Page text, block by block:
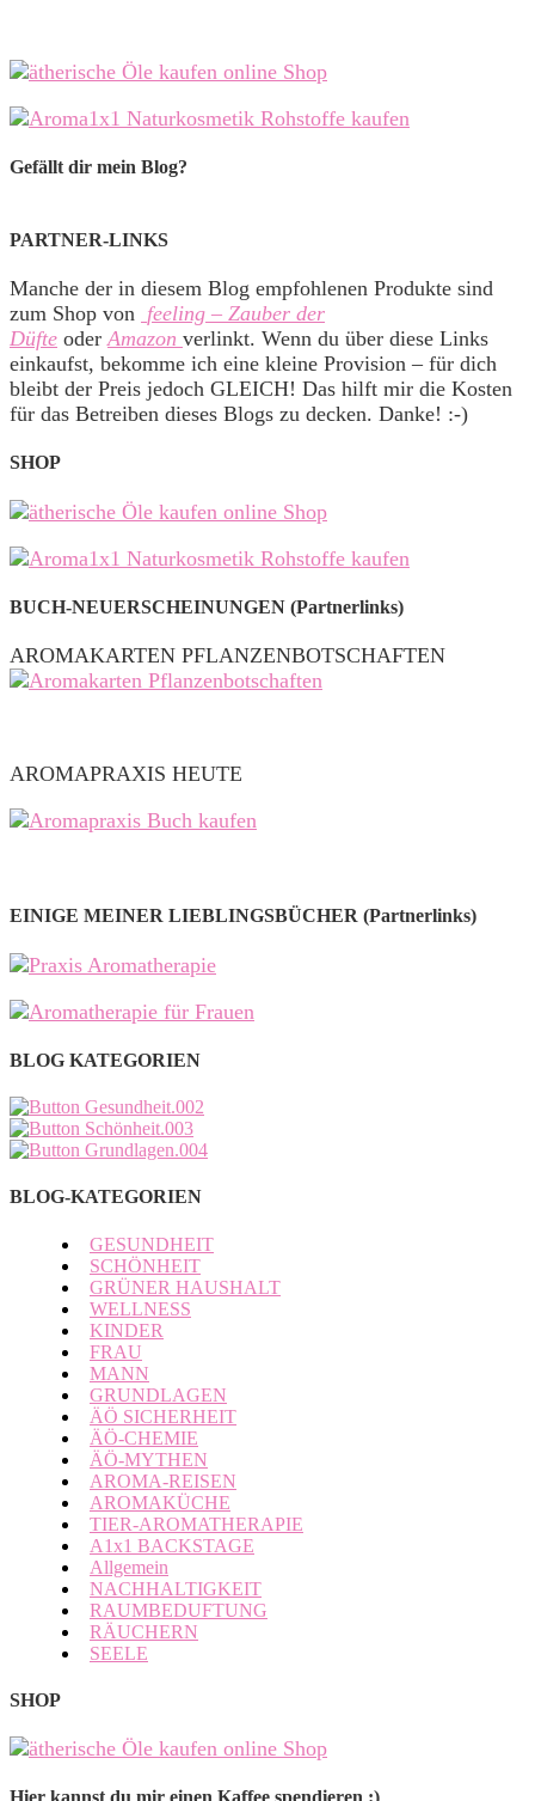
Gefällt dir mein Blog?
PARTNER-LINKS
Manche der in diesem Blog empfohlenen Produkte sind
zum Shop von feeling – Zauber der
Düfte oderAmazon verlinkt. Wenn du über diese Links
einkaufst, bekomme ich eine kleine Provision – für dich
bleibt der Preis jedoch GLEICH! Das hilft mir die Kosten
für das Betreiben dieses Blogs zu decken. Danke! :-)
SHOP
BUCH-NEUERSCHEINUNGEN (Partnerlinks)
AROMAKARTEN PFLANZENBOTSCHAFTEN
AROMAPRAXIS HEUTE
EINIGE MEINER LIEBLINGSBÜCHER (Partnerlinks)
BLOG KATEGORIEN
BLOG-KATEGORIEN
GESUNDHEIT
SCHÖNHEIT
GRÜNER HAUSHALT
WELLNESS
KINDER
FRAU
MANN
GRUNDLAGEN
ÄÖ SICHERHEIT
ÄÖ-CHEMIE
ÄÖ-MYTHEN
AROMA-REISEN
AROMAKÜCHE
TIER-AROMATHERAPIE
A1x1 BACKSTAGE
Allgemein
NACHHALTIGKEIT
RAUMBEDUFTUNG
RÄUCHERN
SEELE
SHOP